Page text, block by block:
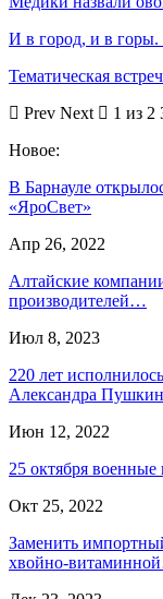
И в город, и в горы.
Тематическая
Prev Next
1 из 2
Новое:
В Барнауле
«ЯроСвет»
Апр 26, 2022
Алтайские
производителей…
Июл 8, 2023
220 лет
Александра
Июн 12, 2022
25 октября
Окт 25, 2022
Заменить
хвойно-